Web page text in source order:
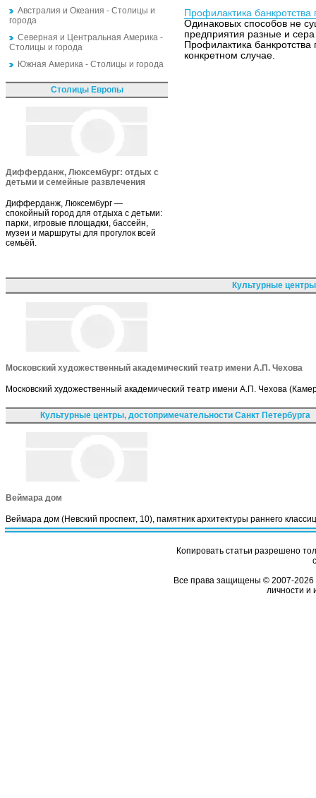
Австралия и Океания - Столицы и
города
Северная и Центральная Америка -
Столицы и города
Южная Америка - Столицы и города
Столицы Европы
Дифферданж, Люксембург: отдых с
детьми и семейные развлечения
Дифферданж, Люксембург —
спокойный город для отдыха с детьми:
парки, игровые площадки, бассейн,
музеи и маршруты для прогулок всей
семьёй.
Профилактика банкротства
Одинаковых способов не
предприятия разные и
Профилактика
конкретном случае.
Культурные
Московский художественный академический театр имени А.П. Чехова
Московский художественный академический театр имени А.П. Чехова
Культурные центры, достопримечательности Санкт Петербурга
Веймара дом
Веймара дом (Невский проспект, 10), памятник архитектуры раннего
Копировать статьи разрешено
Все права защищены © 2007-2026
личности и